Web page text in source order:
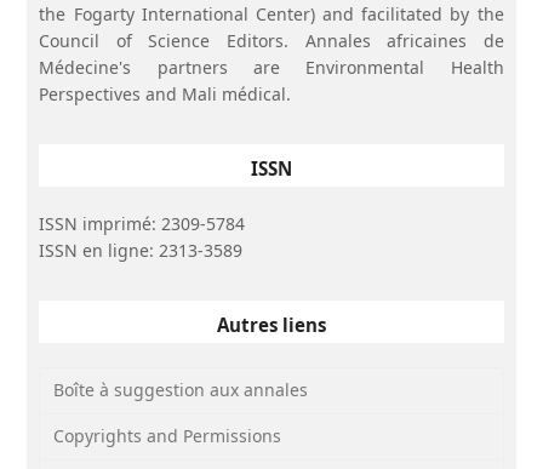
the Fogarty International Center) and facilitated by the
Council of Science Editors. Annales africaines de
Médecine's partners are Environmental Health
Perspectives and Mali médical.
ISSN
ISSN imprimé: 2309-5784
ISSN en ligne: 2313-3589
Autres liens
Boîte à suggestion aux annales
Copyrights and Permissions